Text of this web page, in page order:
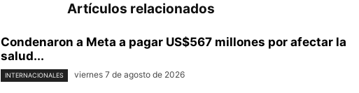
Artículos relacionados
Condenaron a Meta a pagar US$567 millones por afectar la
salud...
INTERNACIONALES viernes 7 de agosto de 2026